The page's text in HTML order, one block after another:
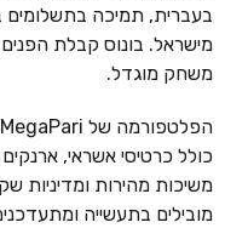
בעברית, תמיכה בתשלומים
מישראל. בונוס קבלת
משחק מוגדל.
כולל כרטיסי אשראי,
משיכות מהירות ומדיניות
מובילים בתעשייה